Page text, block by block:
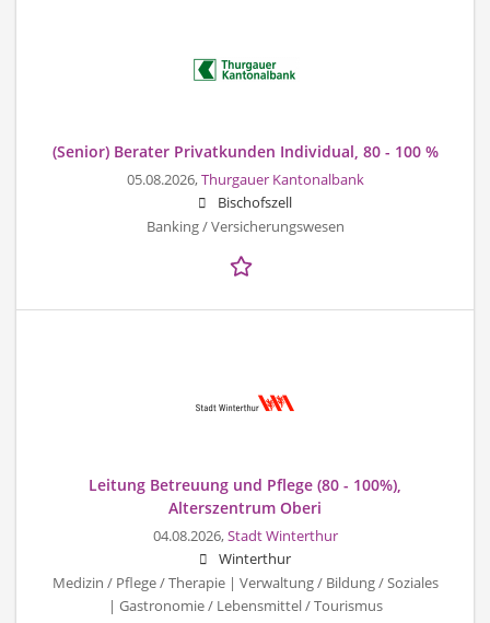
(Senior) Berater Privatkunden Individual, 80 - 100 %
05.08.2026,Thurgauer Kantonalbank
Bischofszell
Banking / Versicherungswesen
Leitung Betreuung und Pflege (80 - 100%),
Alterszentrum Oberi
04.08.2026,Stadt Winterthur
Winterthur
Medizin / Pflege / Therapie | Verwaltung / Bildung / Soziales
| Gastronomie / Lebensmittel / Tourismus